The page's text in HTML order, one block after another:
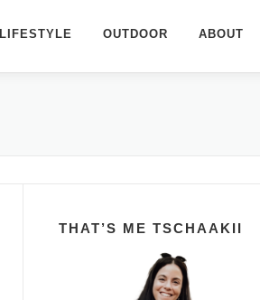
LIFESTYLE OUTDOOR ABOUT
THAT’S ME TSCHAAKII